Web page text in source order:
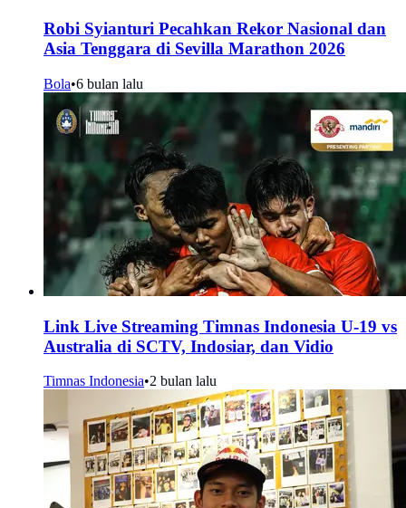
Robi Syianturi Pecahkan Rekor Nasional dan
Asia Tenggara di Sevilla Marathon 2026
Bola•6 bulan lalu
Link Live Streaming Timnas Indonesia U-19 vs
Australia di SCTV, Indosiar, dan Vidio
Timnas Indonesia•2 bulan lalu